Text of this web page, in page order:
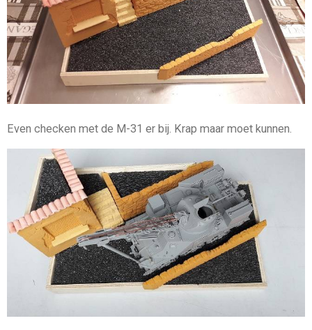
Even checken met de M-31 er bij. Krap maar moet kunnen.